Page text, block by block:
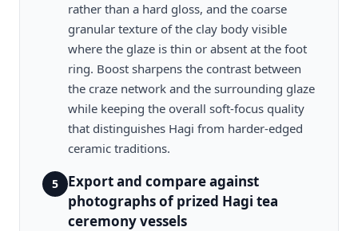
rather than a hard gloss, and the coarse
granular texture of the clay body visible
where the glaze is thin or absent at the foot
ring. Boost sharpens the contrast between
the craze network and the surrounding glaze
while keeping the overall soft-focus quality
that distinguishes Hagi from harder-edged
ceramic traditions.
5
Export and compare against
photographs of prized Hagi tea
ceremony vessels